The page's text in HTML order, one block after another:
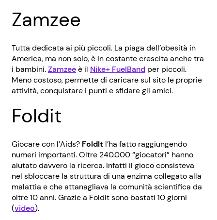
Zamzee
Tutta dedicata ai più piccoli. La piaga dell’obesità in
America, ma non solo, è in costante crescita anche tra
i bambini.Zamzeeè il Nike+ FuelBand per piccoli.
Meno costoso, permette di caricare sul sito le proprie
attività, conquistare i punti e sfidare gli amici.
Foldit
Giocare con l’Aids? FoldIt l’ha fatto raggiungendo
numeri importanti. Oltre 240.000 “giocatori” hanno
aiutato davvero la ricerca. Infatti il gioco consisteva
nel sbloccare la struttura di una enzima collegato alla
malattia e che attanagliava la comunità scientifica da
oltre 10 anni. Grazie a FoldIt sono bastati 10 giorni
(video).